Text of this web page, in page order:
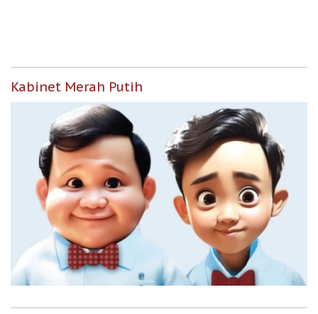
Kabinet Merah Putih